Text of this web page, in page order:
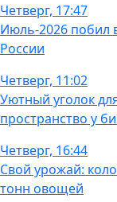
Четверг, 17:47
Июль-2026 побил
России
Четверг, 11:02
Уютный уголок
пространство у
Четверг, 16:44
Свой урожай:
тонн овощей